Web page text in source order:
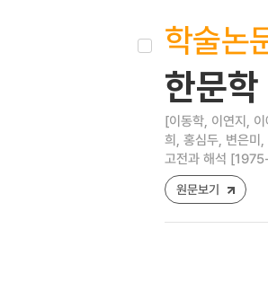
학술논
한문
[이동학, 이연지,
희, 홍심두, 변은미
고전과 해석
원문보기